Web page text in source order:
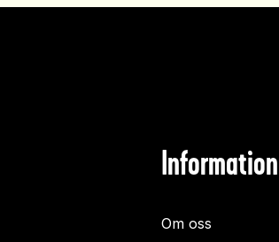
Information
Om oss